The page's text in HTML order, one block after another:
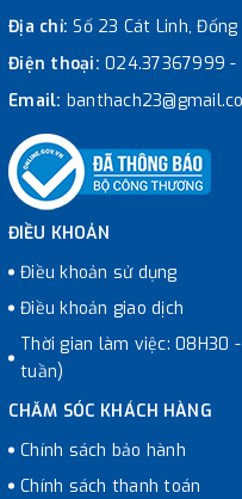
Địa chỉ:Số 23 Cát Linh, Đống
Điện thoại: 024.37367999 -
Email:
ĐIỀU KHOẢN
Điều khoản sử dụng
Điều khoản giao dịch
Thời gian làm việc: 08H30
tuần)
CHĂM SÓC KHÁCH HÀNG
Chính sách bảo hành
Chính sách thanh toán